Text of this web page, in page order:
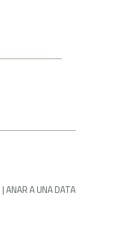
ANAR A UNA DATA